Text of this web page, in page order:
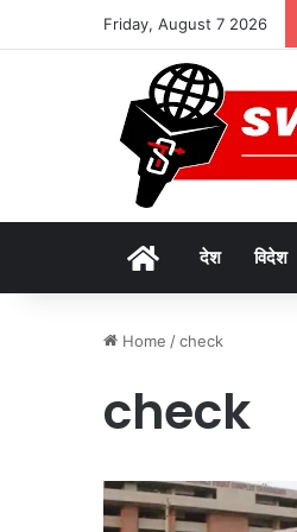
Friday, August 7 2026
Homeदेश विदेश
Home /check
check